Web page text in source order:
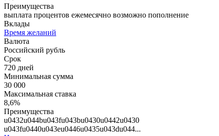
Преимущества
выплата процентов ежемесячно возможно пополнение
Вклады
Время желаний
Валюта
Российский рубль
Срок
720 дней
Минимальная сумма
30 000
Максимальная ставка
8,6%
Преимущества
u0432u044bu043fu043bu0430u0442u0430
u043fu0440u043eu0446u0435u043du044...